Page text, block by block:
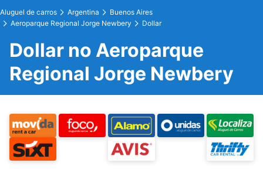
Aluguel de carros Argentina
Buenos Aires
Aeroparque Regional Jorge Newbery
Dollar
Dollar no Aeroparque
Regional Jorge Newbery